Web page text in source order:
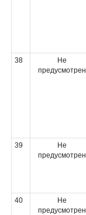
38
Не
предусмотрен
39
Не
предусмотрен
40
Не
предусмотрен